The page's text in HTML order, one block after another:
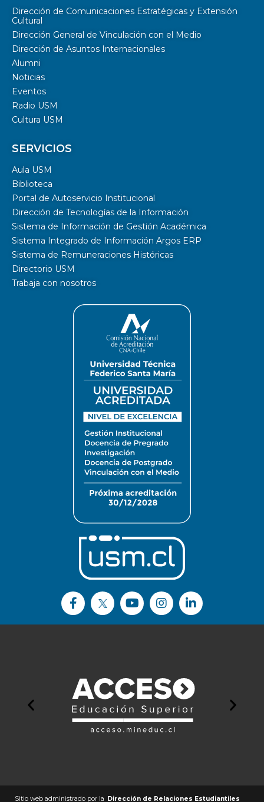
Dirección de Comunicaciones Estratégicas y Extensión
Cultural
Dirección General de Vinculación con el Medio
Dirección de Asuntos Internacionales
Alumni
Noticias
Eventos
Radio USM
Cultura USM
SERVICIOS
Aula USM
Biblioteca
Portal de Autoservicio Institucional
Dirección de Tecnologías de la Información
Sistema de Información de Gestión Académica
Sistema Integrado de Información Argos ERP
Sistema de Remuneraciones Históricas
Directorio USM
Trabaja con nosotros
Sitio web administrado por la Dirección de Relaciones Estudiantiles